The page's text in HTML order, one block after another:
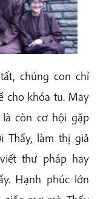
chúng con chỉ
cho khóa tu. May
còn cơ hội gặp
Thầy, làm thị giả
thư pháp hay
Hạnh phúc lớn